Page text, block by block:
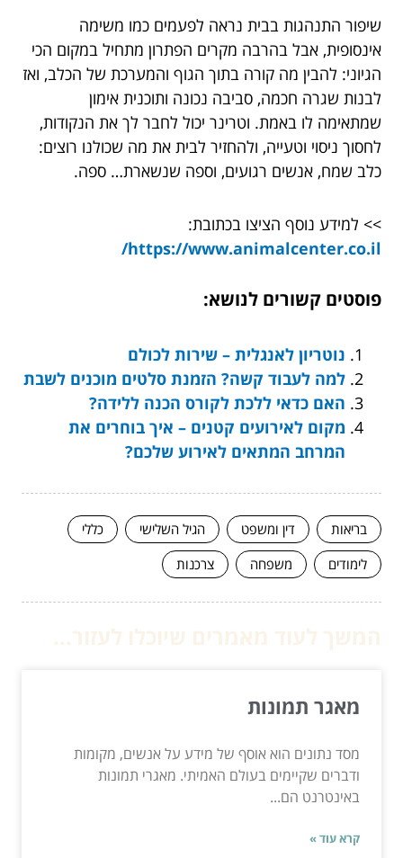
שיפור התנהגות בבית נראה לפעמים כמו משימה
אינסופית, אבל בהרבה מקרים הפתרון מתחיל במקום הכי
הגיוני: להבין מה קורה בתוך הגוף והמערכת של הכלב, ואז
לבנות שגרה חכמה, סביבה נכונה ותוכנית אימון
שמתאימה לו באמת. וטרינר יכול לחבר לך את הנקודות,
לחסוך ניסוי וטעייה, ולהחזיר לבית את מה שכולנו רוצים:
כלב שמח, אנשים רגועים, וספה שנשארת… ספה.
>> למידע נוסף הציצו בכתובת:
https://www.animalcenter.co.il/
פוסטים קשורים לנושא:
נוטריון לאנגלית – שירות לכולם
למה לעבוד קשה? הזמנת סלטים מוכנים לשבת
האם כדאי ללכת לקורס הכנה ללידה?
מקום לאירועים קטנים – איך בוחרים את
המרחב המתאים לאירוע שלכם?
בריאות דין ומשפט הגיל השלישי
כללי
לימודים
משפחה צרכנות
מאגר תמונות
מסד נתונים הוא אוסף של מידע על אנשים, מקומות
ודברים שקיימים בעולם האמיתי. מאגרי תמונות
באינטרנט הם...
קרא עוד »